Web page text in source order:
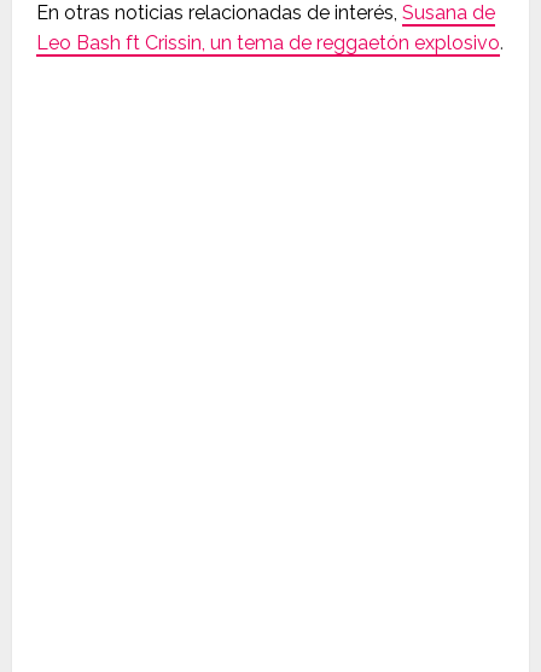
En otras noticias relacionadas de interés, Susana de
Leo Bash ft Crissin, un tema de reggaetón explosivo.